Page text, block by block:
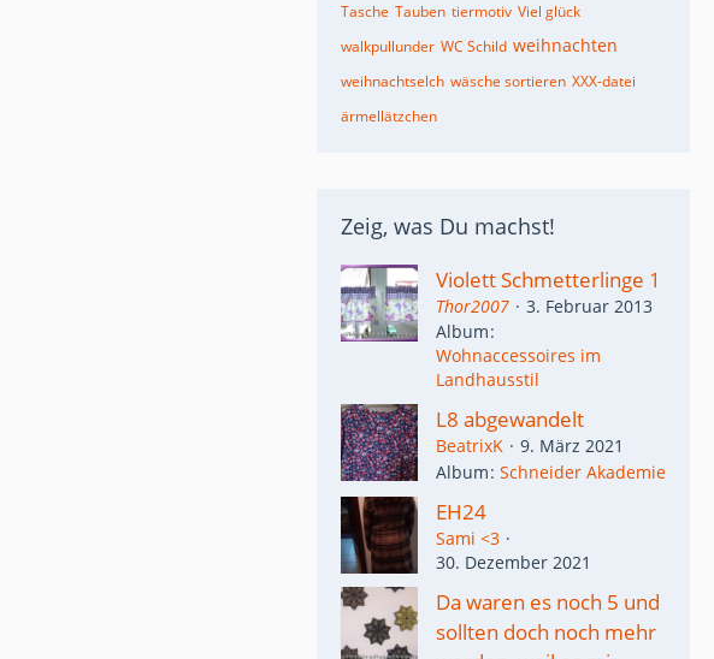
Tasche Tauben tiermotiv Viel glück
walkpullunder WC Schild weihnachten
weihnachtselch wäsche sortieren XXX-datei
ärmellätzchen
Zeig, was Du machst!
Violett Schmetterlinge 1
Thor2007
3. Februar 2013
Album
Wohnaccessoires im
Landhausstil
L8 abgewandelt
BeatrixK
9. März 2021
Album Schneider Akademie
EH24
Sami <3
30. Dezember 2021
Da waren es noch 5 und
sollten doch noch mehr